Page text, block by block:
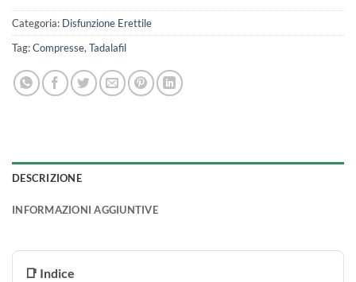
Categoria: Disfunzione Erettile
Tag:Compresse,Tadalafil
DESCRIZIONE
INFORMAZIONI AGGIUNTIVE
📑 Indice